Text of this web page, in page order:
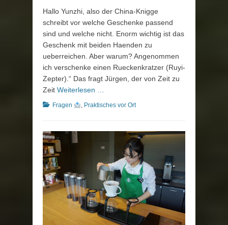
Hallo Yunzhi, also der China-Knigge
schreibt vor welche Geschenke passend
sind und welche nicht. Enorm wichtig ist das
Geschenk mit beiden Haenden zu
ueberreichen. Aber warum? Angenommen
ich verschenke einen Rueckenkratzer (Ruyi-
Zepter).“ Das fragt Jürgen, der von Zeit zu
Zeit Weiterlesen …
Kategorien
Fragen , Praktisches vor Ort